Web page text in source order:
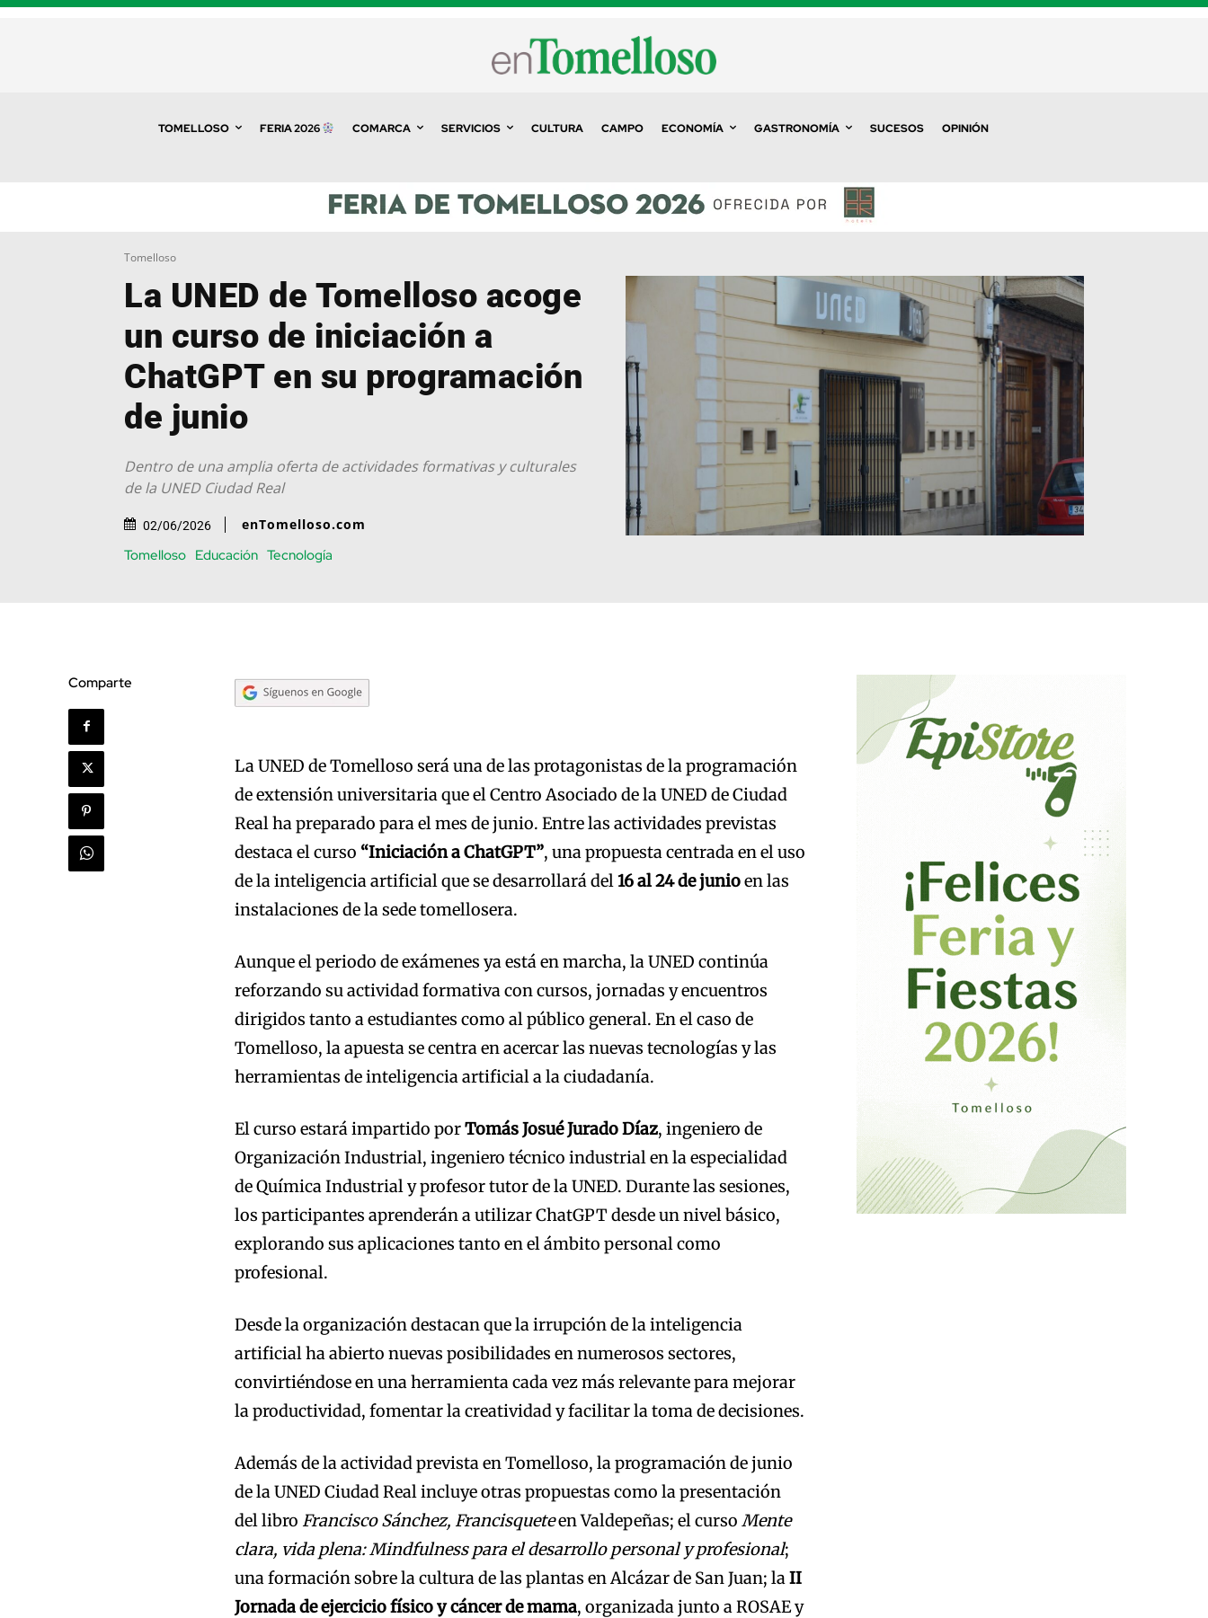
TOMELLOSO FERIA 2026 COMARCA SERVICIOS CULTURA CAMPO ECONOMÍA GASTRONOMÍA SUCESOS OPINIÓN
Tomelloso
La UNED de Tomelloso acoge
un curso de iniciación a
ChatGPT en su programación
de junio
Dentro de una amplia oferta de actividades formativas y culturales
de la UNED Ciudad Real
02/06/2026 enTomelloso.com
Tomelloso Educación Tecnología
Comparte
La UNED de Tomelloso será una de las protagonistas de la programación
de extensión universitaria que el Centro Asociado de la UNED de Ciudad
Real ha preparado para el mes de junio. Entre las actividades previstas
destaca el curso “Iniciación a ChatGPT”, una propuesta centrada en el uso
de la inteligencia artificial que se desarrollará del16 al 24 de junioen las
instalaciones de la sede tomellosera.
Aunque el periodo de exámenes ya está en marcha, la UNED continúa
reforzando su actividad formativa con cursos, jornadas y encuentros
dirigidos tanto a estudiantes como al público general. En el caso de
Tomelloso, la apuesta se centra en acercar las nuevas tecnologías y las
herramientas de inteligencia artificial a la ciudadanía.
El curso estará impartido porTomás Josué Jurado Díaz, ingeniero de
Organización Industrial, ingeniero técnico industrial en la especialidad
de Química Industrial y profesor tutor de la UNED. Durante las sesiones,
los participantes aprenderán a utilizar ChatGPT desde un nivel básico,
explorando sus aplicaciones tanto en el ámbito personal como
profesional.
Desde la organización destacan que la irrupción de la inteligencia
artificial ha abierto nuevas posibilidades en numerosos sectores,
convirtiéndose en una herramienta cada vez más relevante para mejorar
la productividad, fomentar la creatividad y facilitar la toma de decisiones.
Además de la actividad prevista en Tomelloso, la programación de junio
de la UNED Ciudad Real incluye otras propuestas como la presentación
del libro Francisco Sánchez, Francisqueteen Valdepeñas; el curso Mente
clara, vida plena: Mindfulness para el desarrollo personal y profesional;
una formación sobre la cultura de las plantas en Alcázar de San Juan; laII
Jornada de ejercicio físico y cáncer de mama, organizada junto a ROSAE y